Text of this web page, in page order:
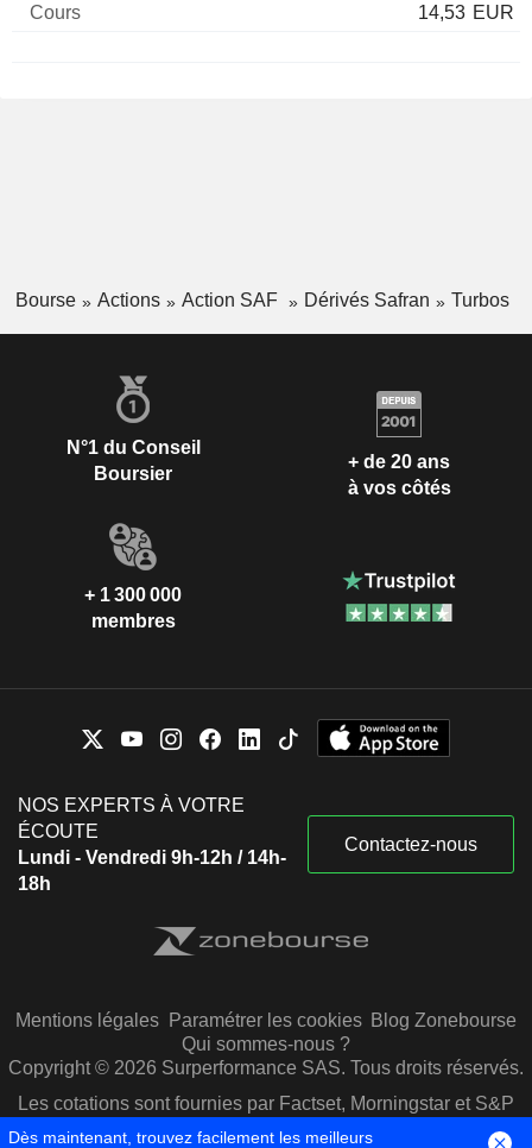
14,53 EUR
Bourse Actions Action SAF Dérivés Safran Turbos
N°1 du Conseil
Boursier
+ de 20 ans
à vos côtés
+ 1 300 000
membres
NOS EXPERTS À VOTRE
ÉCOUTE
Lundi - Vendredi 9h-12h / 14h-
18h
Contactez-nous
Mentions légales Paramétrer les cookies Blog Zonebourse
Qui sommes-nous ?
Copyright © 2026 Surperformance SAS. Tous droits réservés.
Les cotations sont fournies par Factset, Morningstar et S&P
Capital IQ
Dès maintenant, trouvez facilement les meilleurs